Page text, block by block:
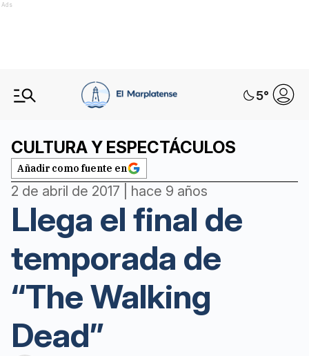
Ads
5°
CULTURA Y ESPECTÁCULOS
Añadir como fuente en
2 de abril de 2017 | hace 9 años
Llega el final de
temporada de
“The Walking
Dead”